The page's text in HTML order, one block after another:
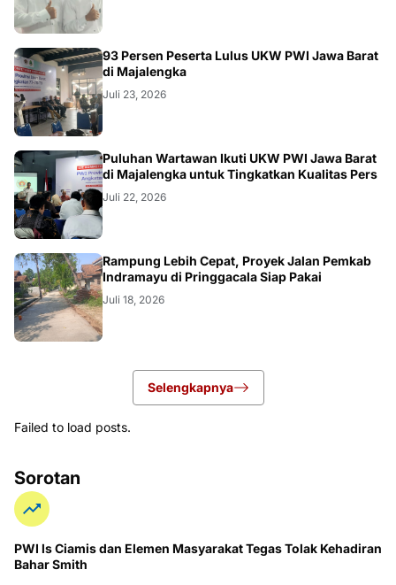
93 Persen Peserta Lulus UKW PWI Jawa Barat
di Majalengka
Juli 23, 2026
Puluhan Wartawan Ikuti UKW PWI Jawa Barat
di Majalengka untuk Tingkatkan Kualitas Pers
Juli 22, 2026
LOKAL
Rampung Lebih Cepat, Proyek Jalan Pemkab
Indramayu di Pringgacala Siap Pakai
Juli 18, 2026
Selengkapnya
Failed to load posts.
Sorotan
PWI ls Ciamis dan Elemen Masyarakat Tegas Tolak Kehadiran
Bahar Smith